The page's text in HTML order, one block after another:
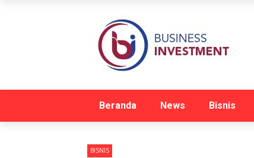
Beranda News Bisnis
BISNIS